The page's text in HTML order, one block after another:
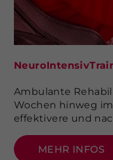
Ambulante
Wochen hinweg
effektivere und
MEHR INFOS